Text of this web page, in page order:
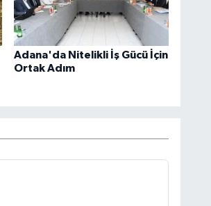
Adana'da Nitelikli İş Gücü İçin
Ortak Adım